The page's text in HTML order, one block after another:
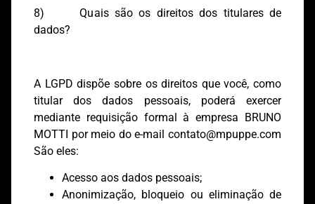
8) Quais são os direitos dos titulares de
dados?
A LGPD dispõe sobre os direitos que você, como
titular dos dados pessoais, poderá exercer
mediante requisição formal à empresa BRUNO
MOTTI por meio do e-mail contato@mpuppe.com
São eles:
Acesso aos dados pessoais;
Anonimização, bloqueio ou eliminação de